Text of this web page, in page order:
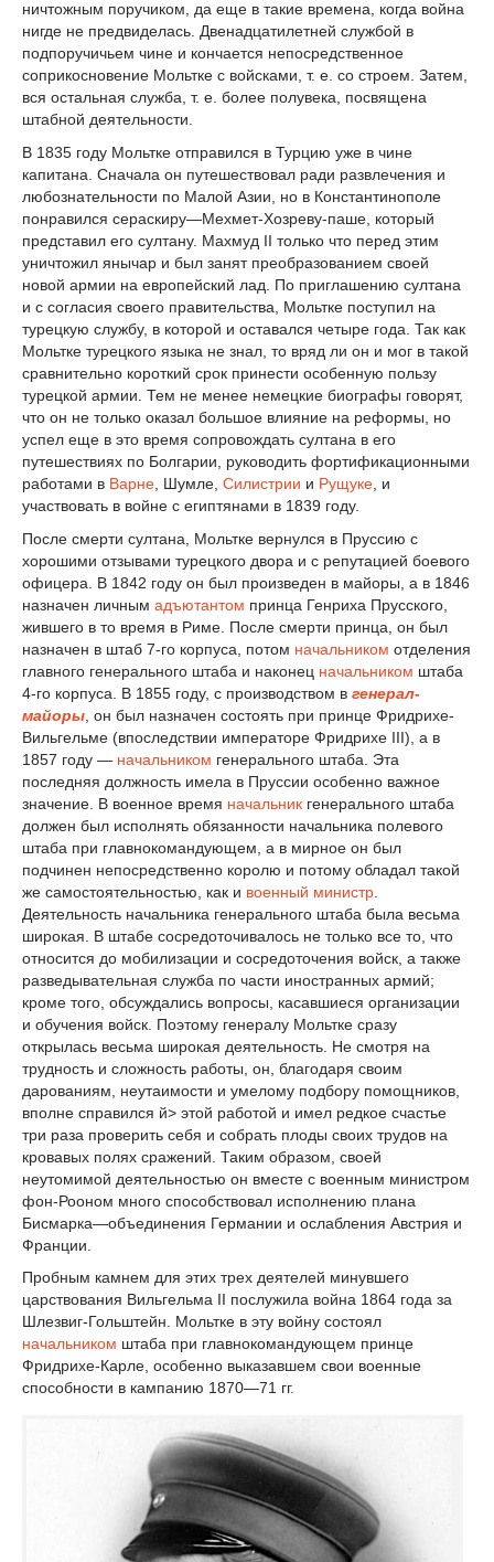
ничтожным поручиком, да еще в такие времена, когда война
нигде не предвиделась. Двенадцатилетней службой в
подпоручичьем чине и кончается непосредственное
соприкосновение Мольтке с войсками, т. е. со строем. Затем,
вся остальная служба, т. е. более полувека, посвящена
штабной деятельности.
В 1835 году Мольтке отправился в Турцию уже в чине
капитана. Сначала он путешествовал ради развлечения и
любознательности по Малой Азии, но в Константинополе
понравился сераскиру—Мехмет-Хозреву-паше, который
представил его султану. Махмуд II только что перед этим
уничтожил янычар и был занят преобразованием своей
новой армии на европейский лад. По приглашению султана
и с согласия своего правительства, Мольтке поступил на
турецкую службу, в которой и оставался четыре года. Так как
Мольтке турецкого языка не знал, то вряд ли он и мог в такой
сравнительно короткий срок принести особенную пользу
турецкой армии. Тем не менее немецкие биографы говорят,
что он не только оказал большое влияние на реформы, но
успел еще в это время сопровождать султана в его
путешествиях по Болгарии, руководить фортификационными
работами в Варне , Шумле, Силистрии и Рущуке , и
участвовать в войне с египтянами в 1839 году.
После смерти султана, Мольтке вернулся в Пруссию с
хорошими отзывами турецкого двора и с репутацией боевого
офицера. В 1842 году он был произведен в майоры, а в 1846
назначен личным адъютантом принца Генриха Прусского,
жившего в то время в Риме. После смерти принца, он был
назначен в штаб 7-го корпуса, потом начальником отделения
главного генерального штаба и наконец начальником штаба
4-го корпуса. В 1855 году, с производством в генерал-
майоры , он был назначен состоять при принце Фридрихе-
Вильгельме (впоследствии императоре Фридрихе III), а в
1857 году — начальником генерального штаба. Эта
последняя должность имела в Пруссии особенно важное
значение. В военное время начальник генерального штаба
должен был исполнять обязанности начальника полевого
штаба при главнокомандующем, а в мирное он был
подчинен непосредственно королю и потому обладал такой
же самостоятельностью, как и военный министр
Деятельность начальника генерального штаба была весьма
широкая. В штабе сосредоточивалось не только все то, что
относится до мобилизации и сосредоточения войск, а также
разведывательная служба по части иностранных армий;
кроме того, обсуждались вопросы, каcавшиеся организации
и обучения войск. Поэтому генералу Мольтке сразу
открылась весьма широкая деятельность. Не смотря на
трудность и сложность работы, он, благодаря своим
дарованиям, неутаимости и умелому подбору помощников,
вполне справился й> этой работой и имел редкое счастье
три раза проверить себя и собрать плоды своих трудов на
кровавых полях сражений. Таким образом, своей
неутомимой деятельностью он вместе с военным министром
фон-Рооном много способствовал исполнению плана
Бисмарка—объединения Германии и ослабления Австрия и
Франции.
Пробным камнем для этих трех деятелей минувшего
царствования Вильгельма II послужила война 1864 года за
Шлезвиг-Гольштейн. Мольтке в эту войну состоял
начальником штаба при главнокомандующем принце
Фридрихе-Карле, особенно выказавшем свои военные
способности в кампанию 1870—71 гг.